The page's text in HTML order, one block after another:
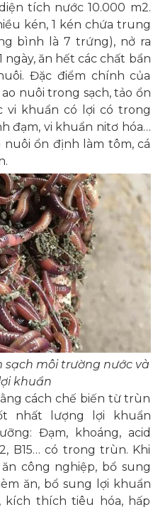
tích nước 10.000 m2.
kén, 1 kén chứa trung
bình là 7 trứng), nở ra
ngày, ăn hết các chất bẩn
Đặc điểm chính của
nuôi trong sạch, tảo ổn
vi khuẩn có lợi có trong
đạm, vi khuẩn nitơ hóa…
ổn định làm tôm, cá
sạch môi trường nước và
khuẩn
cách chế biến từ trùn
nhất lượng lợi khuẩn
Đạm, khoáng, acid
B15… có trong trùn. Khi
công nghiệp, bổ sung
ăn, bổ sung lợi khuẩn
kích thích tiêu hóa, hấp